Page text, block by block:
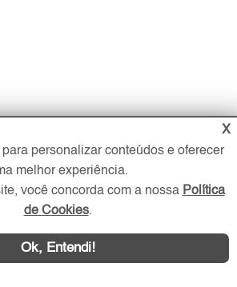
X
personalizar conteúdos e oferecer
melhor experiência.
você concorda com a nossa Política
de Cookies.
Ok, Entendi!